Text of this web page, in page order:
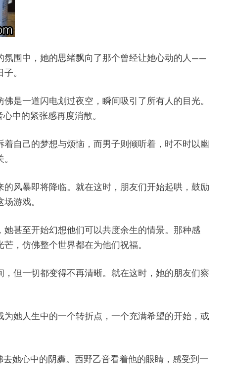
氛围中，她的思绪飘向了那个曾经让她心动的人——
。
是一道闪电划过夜空，瞬间吸引了所有人的目光。
中的紧张感再度消散。
自己的梦想与烦恼，而男子则倾听着，时不时以幽
风暴即将降临。就在这时，朋友们开始起哄，鼓励
游戏。
甚至开始幻想他们可以共度余生的情景。那种感
，仿佛整个世界都在为他们祝福。
但一切都变得不再清晰。就在这时，她的朋友们察
她人生中的一个转折点，一个充满希望的开始，或
她心中的阴霾。西野乙音看着他的眼睛，感受到一